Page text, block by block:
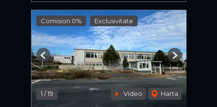
Comision 0% Exclusivitate
1 /19 Video Harta
Previous Next